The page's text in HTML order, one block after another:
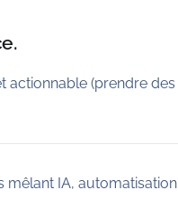
actionnable (prendre des
mêlant IA, automatisation